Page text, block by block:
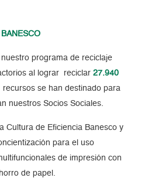
programa de reciclaje
al lograr reciclar27.940
recursos se han destinado para
nuestros Socios Sociales.
Cultura de Eficiencia Banesco y
para el uso
de impresión con
de papel.